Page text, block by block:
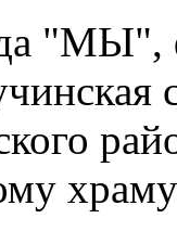
"МЫ",